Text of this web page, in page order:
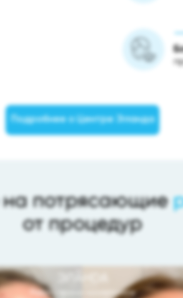
Подробнее о Центре Эланда
на потрясающие
от процедур